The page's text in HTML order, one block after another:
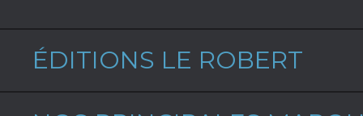
ÉDITIONS LE ROBERT